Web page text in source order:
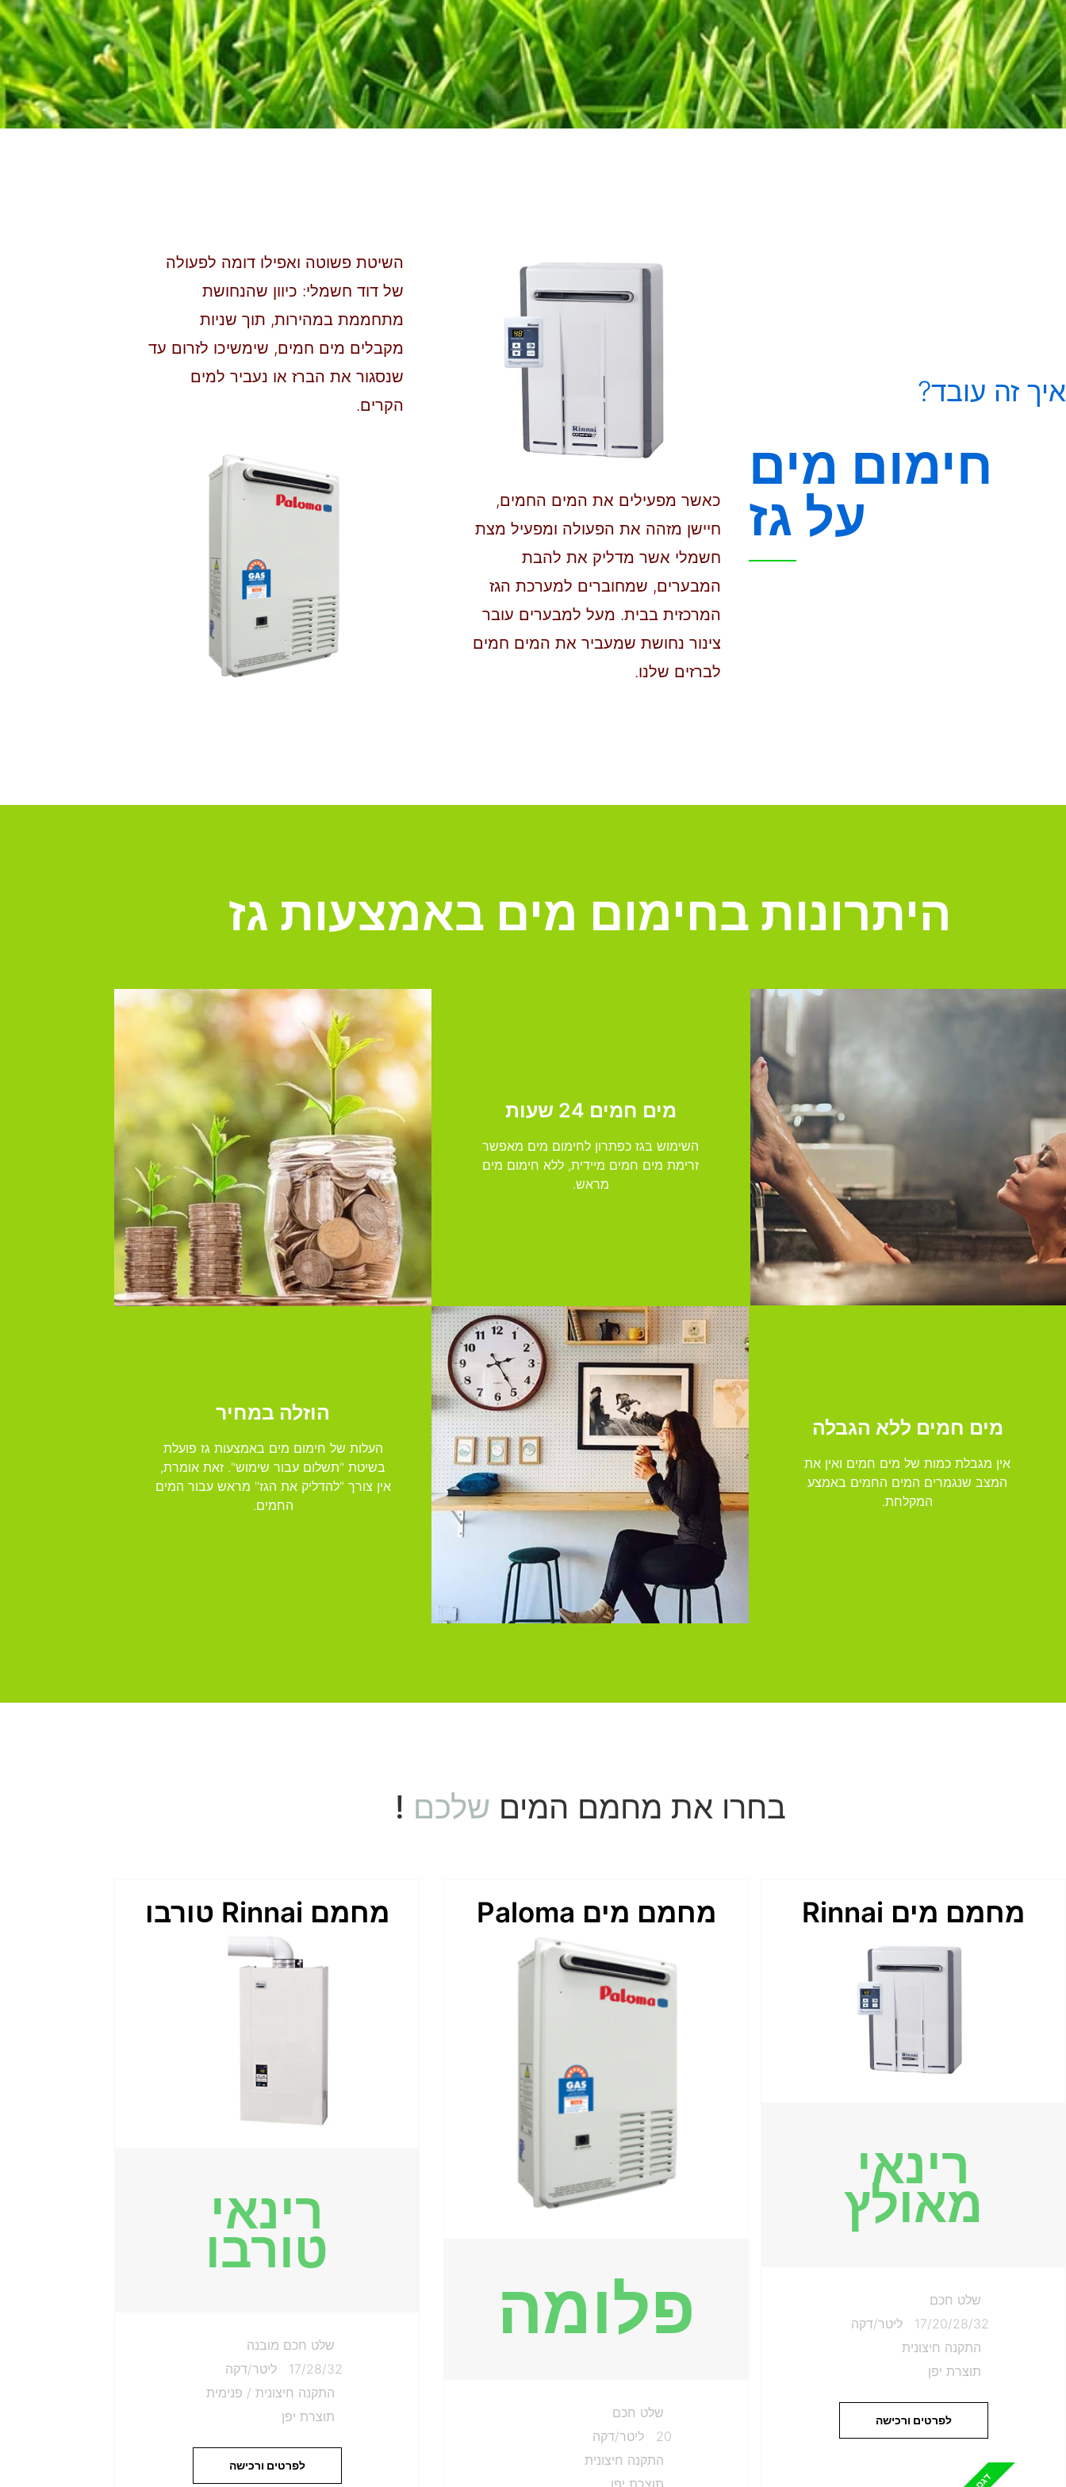
איך זה עובד?
חימום מים
על גז
כאשר מפעילים את המים החמים,
חיישן מזהה את הפעולה ומפעיל מצת
חשמלי אשר מדליק את להבת
המבערים, שמחוברים למערכת הגז
המרכזית בבית. מעל למבערים עובר
צינור נחושת שמעביר את המים חמים
לברזים שלנו.
השיטת פשוטה ואפילו דומה לפעולה
של דוד חשמלי: כיוון שהנחושת
מתחממת במהירות, תוך שניות
מקבלים מים חמים, שימשיכו לזרום עד
שנסגור את הברז או נעביר למים
הקרים.
היתרונות בחימום מים באמצעות גז
מים חמים 24 שעות
השימוש בגז כפתרון לחימום מים מאפשר
זרימת מים חמים מיידית, ללא חימום מים
מראש.
מים חמים ללא הגבלה
אין מגבלת כמות של מים חמים ואין את
המצב שנגמרים המים החמים באמצע
המקלחת.
הוזלה במחיר
העלות של חימום מים באמצעות גז פועלת
בשיטת "תשלום עבור שימוש". זאת אומרת,
אין צורך "להדליק את הגז" מראש עבור המים
החמים.
בחרו את מחמם המים שלכם !
מחמם מים Rinnai
רינאי
מאולץ
שלט חכם
17/20/28/32 ליטר/דקה
התקנה חיצונית
תוצרת יפן
לפרטים ורכישה
מחמם מים Paloma
פלומה
שלט חכם
20 ליטר/דקה
התקנה חיצונית
מחמם Rinnai טורבו
רינאי
טורבו
שלט חכם מובנה
17/28/32 ליטר/דקה
התקנה חיצונית / פנימית
תוצרת יפן
לפרטים ורכישה